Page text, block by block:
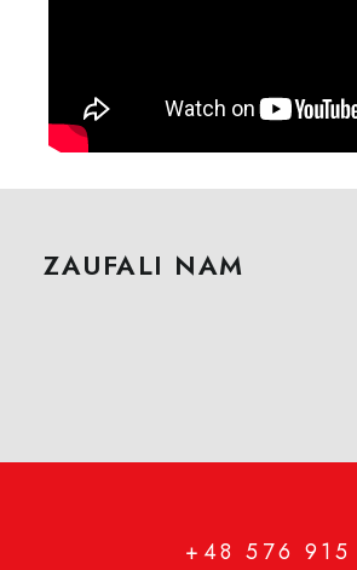
ZAUFALI NAM
+48 576 915